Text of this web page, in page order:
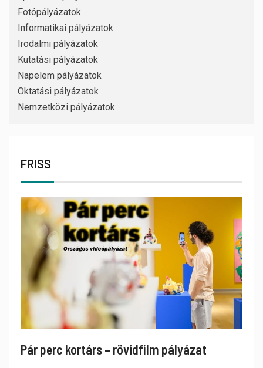
Fotópályázatok
Informatikai pályázatok
Irodalmi pályázatok
Kutatási pályázatok
Napelem pályázatok
Oktatási pályázatok
Nemzetközi pályázatok
FRISS
Pár perc kortárs – rövidfilm pályázat